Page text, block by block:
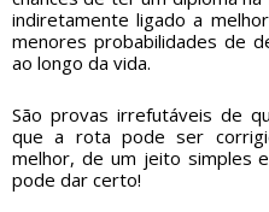
indiretamente ligado a
menores probabilidades de
ao longo da vida.
São provas irrefutáveis de
que a rota pode ser
melhor, de um jeito simples
pode dar certo!